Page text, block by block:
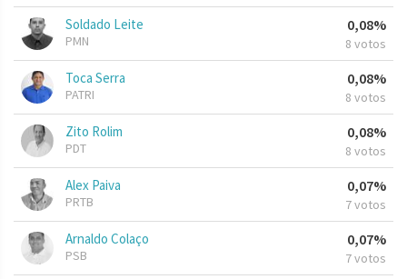
Soldado Leite
PMN
0,08%
8 votos
Toca Serra
PATRI
0,08%
8 votos
Zito Rolim
PDT
0,08%
8 votos
Alex Paiva
PRTB
0,07%
7 votos
Arnaldo Colaço
PSB
0,07%
7 votos